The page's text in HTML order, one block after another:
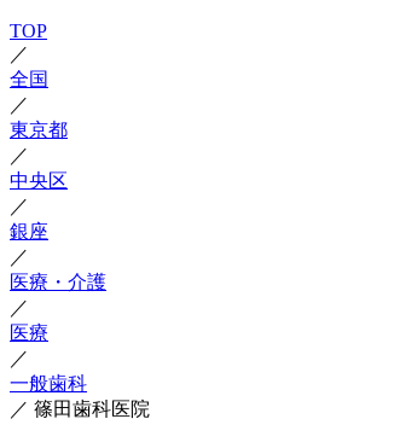
TOP
／
全国
／
東京都
／
中央区
／
銀座
／
医療・介護
／
医療
／
一般歯科
／ 篠田歯科医院